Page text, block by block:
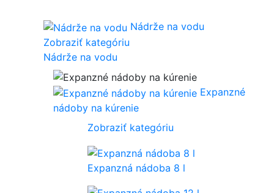
Nádrže na vodu
Zobraziť kategóriu
Nádrže na vodu
Expanzné
nádoby na kúrenie
Zobraziť kategóriu
Expanzná nádoba 8 l